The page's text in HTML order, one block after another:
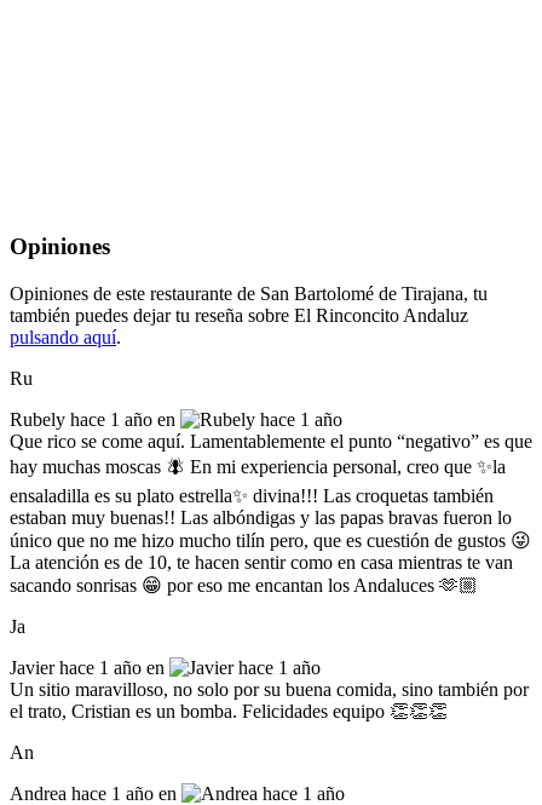
Opiniones
Opiniones de este restaurante de San Bartolomé de Tirajana, tu
también puedes dejar tu reseña sobre El Rinconcito Andaluz
pulsando aquí.
Ru
Rubely hace 1 año en
Que rico se come aquí. Lamentablemente el punto “negativo” es que
hay muchas moscas 🪰 En mi experiencia personal, creo que ✨la
ensaladilla es su plato estrella✨ divina!!! Las croquetas también
estaban muy buenas!! Las albóndigas y las papas bravas fueron lo
único que no me hizo mucho tilín pero, que es cuestión de gustos 😜
La atención es de 10, te hacen sentir como en casa mientras te van
sacando sonrisas 😁 por eso me encantan los Andaluces 🫶🏼
Ja
Javier hace 1 año en
Un sitio maravilloso, no solo por su buena comida, sino también por
el trato, Cristian es un bomba. Felicidades equipo 👏👏👏
An
Andrea hace 1 año en